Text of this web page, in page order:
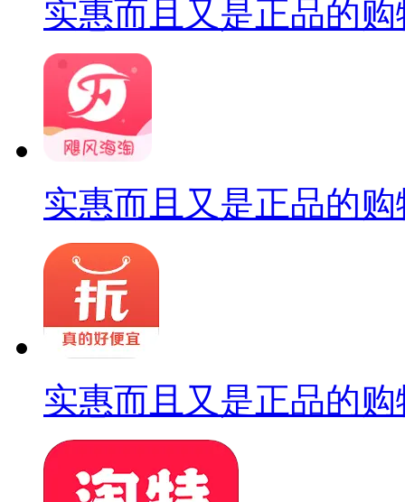
实惠而且又是正品的
实惠而且又是正品的
实惠而且又是正品的